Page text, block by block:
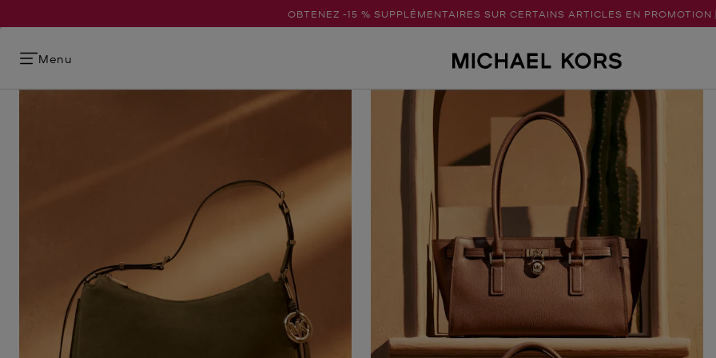
OBTENEZ -15 % SUPPLÉMENTAIRES SUR CERTAINS ARTICLES EN PROMOTION |
Menu